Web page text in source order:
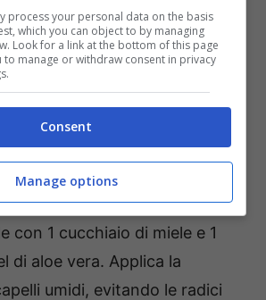
belli e luminosi come quelli di una
che sfrutta un
spesso uso proprio per fare
yogurtmischiato con il miele e
Mescola 2 cucchiai di yogurt
con 1 cucchiaio di miele e 1
di aloe vera. Applica la
umidi, evitando le radici
process your personal data on the basis
which you can object to by managing
Look for a link at the bottom of this page
to manage or withdraw consent in privacy
Consent
Manage options